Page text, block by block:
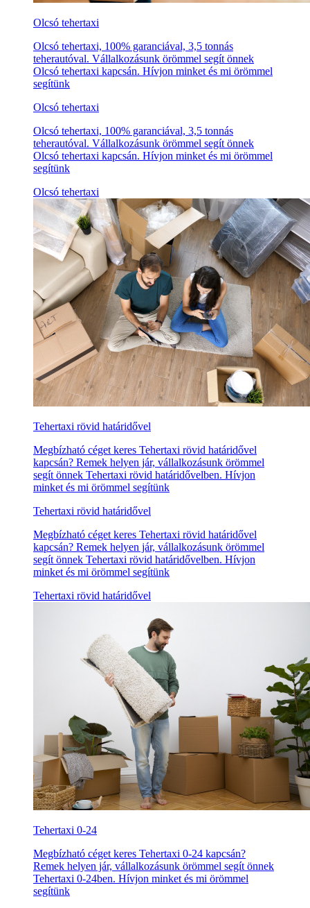
Olcsó tehertaxi
Olcsó tehertaxi, 100% garanciával, 3,5 tonnás
teherautóval. Vállalkozásunk örömmel segít önnek
Olcsó tehertaxi kapcsán. Hívjon minket és mi örömmel
segítünk
Olcsó tehertaxi
Olcsó tehertaxi, 100% garanciával, 3,5 tonnás
teherautóval. Vállalkozásunk örömmel segít önnek
Olcsó tehertaxi kapcsán. Hívjon minket és mi örömmel
segítünk
Olcsó tehertaxi
Tehertaxi rövid határidővel
Megbízható céget keres Tehertaxi rövid határidővel
kapcsán? Remek helyen jár, vállalkozásunk örömmel
segít önnek Tehertaxi rövid határidővelben. Hívjon
minket és mi örömmel segítünk
Tehertaxi rövid határidővel
Megbízható céget keres Tehertaxi rövid határidővel
kapcsán? Remek helyen jár, vállalkozásunk örömmel
segít önnek Tehertaxi rövid határidővelben. Hívjon
minket és mi örömmel segítünk
Tehertaxi rövid határidővel
Tehertaxi 0-24
Megbízható céget keres Tehertaxi 0-24 kapcsán?
Remek helyen jár, vállalkozásunk örömmel segít önnek
Tehertaxi 0-24ben. Hívjon minket és mi örömmel
segítünk